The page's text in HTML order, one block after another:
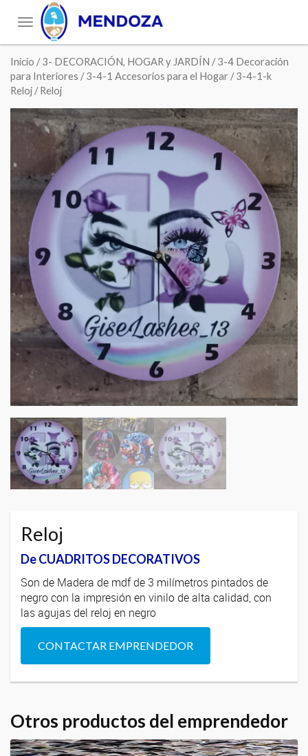
Toggle
navigation
Inicio /3- DECORACIÓN, HOGAR y JARDÍN /3-4 Decoración
para Interiores /3-4-1 Accesorios para el Hogar /3-4-1-k
Reloj / Reloj
Reloj
De CUADRITOS DECORATIVOS
Son de Madera de mdf de 3 milímetros pintados de
negro con la impresión en vinilo de alta calidad, con
las agujas del reloj en negro
CONTACTAR EMPRENDEDOR
Otros productos del emprendedor